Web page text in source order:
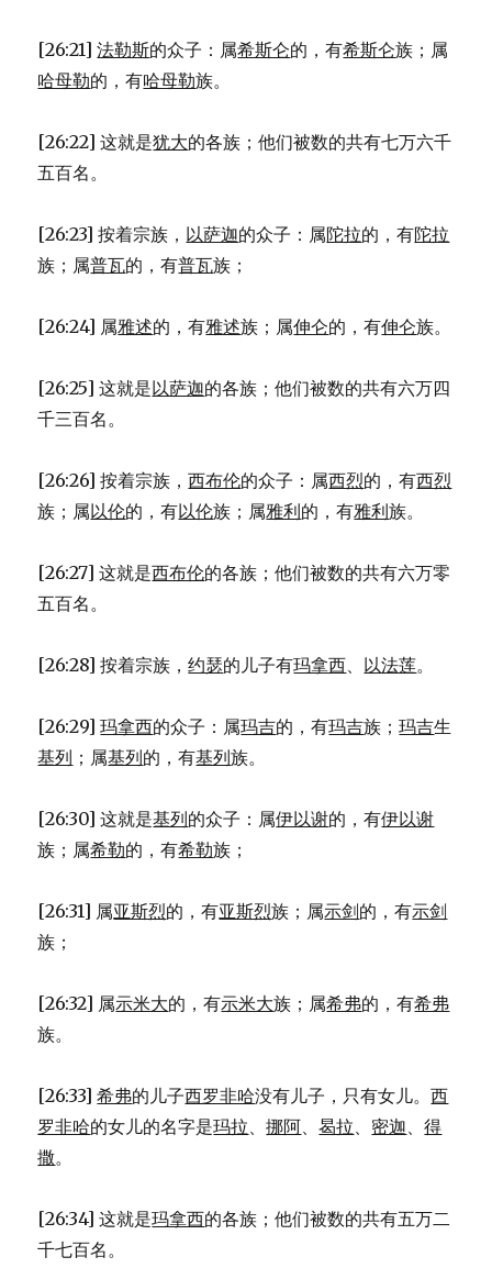
[26:21]法勒斯的众子：属希斯仑的，有希斯仑族；属
哈母勒的，有哈母勒族。
[26:22] 这就是犹大的各族；他们被数的共有七万六千
五百名。
[26:23] 按着宗族， 以萨迦的众子：属陀拉的，有陀拉
族；属普瓦的，有普瓦族；
[26:24] 属雅述的，有雅述族；属伸仑的，有伸仑族。
[26:25] 这就是以萨迦的各族；他们被数的共有六万四
千三百名。
[26:26] 按着宗族，西布伦的众子：属西烈的，有西烈
族；属以伦的，有以伦族；属雅利的，有雅利族。
[26:27] 这就是西布伦的各族；他们被数的共有六万零
五百名。
[26:28] 按着宗族，约瑟的儿子有玛拿西、 以法莲。
[26:29]玛拿西的众子：属玛吉的，有玛吉族；玛吉生
基列 ；属基列的，有基列族。
[26:30] 这就是基列的众子：属伊以谢的，有伊以谢
族；属希勒的，有希勒族；
[26:31] 属亚斯烈的，有亚斯烈族；属示剑的，有示剑
族；
[26:32] 属示米大的，有示米大族；属希弗的，有希弗
族。
[26:33]希弗的儿子西罗非哈没有儿子，只有女儿。西
罗非哈的女儿的名字是玛拉、挪阿、曷拉、 密迦、得
撒。
[26:34] 这就是玛拿西的各族；他们被数的共有五万二
千七百名。